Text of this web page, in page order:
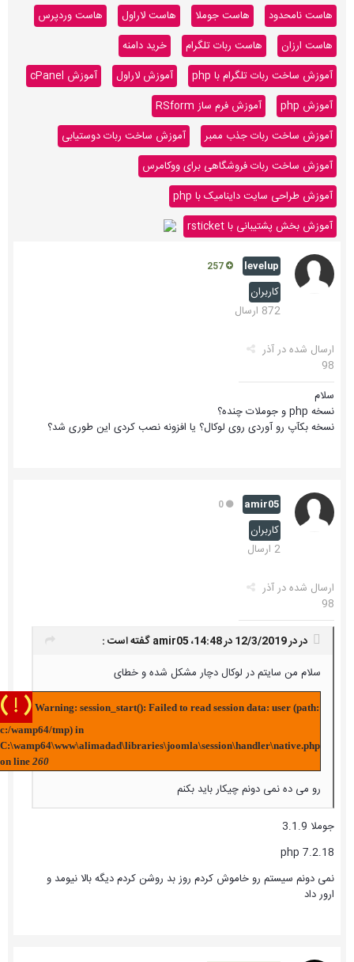
هاست نامحدود
هاست جوملا هاست لاراول
هاست وردپرس
هاست ارزان
هاست ربات تلگرام
خرید دامنه
آموزش ساخت ربات تلگرام با php
آموزش لاراول
آموزش cPanel
آموزش php
آموزش فرم ساز RSform
آموزش ساخت ربات جذب ممبر
آموزش ساخت ربات دوستیابی
آموزش ساخت ربات فروشگاهی برای ووکامرس
آموزش طراحی سایت داینامیک با php
آموزش بخش پشتیبانی با rsticket
levelup
257
کاربران
872 ارسال
ارسال شده درآذر
98
سلام
نسخه php و جوملات چنده؟
نسخه بکآپ رو آوردی روی لوکال؟ یا افزونه نصب کردی این طوری شد؟
amir05
0
کاربران
2 ارسال
ارسال شده درآذر
98
در در 12/3/2019 در 14:48، amir05گفته است :
سلام من سایتم در لوکال دچار مشکل شده و خطای
( ! ) Warning: session_start(): Failed to read session data: user (path:
c:/wamp64/tmp) in
C:\wamp64\www\alimadad\libraries\joomla\session\handler\native.php
on line 260
رو می ده نمی دونم چیکار باید بکنم
جوملا 3.1.9
php 7.2.18
نمی دونم سیستم رو خاموش کردم روز بد روشن کردم دیگه بالا نیومد و
ارور داد